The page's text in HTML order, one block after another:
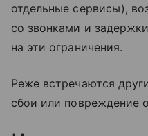
отдельные сервисы),
со звонками и
на эти ограничения.
Реже встречаются
сбои или повреждение